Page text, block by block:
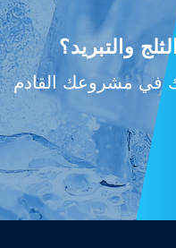
والتبريد؟
في مشروعك القادم